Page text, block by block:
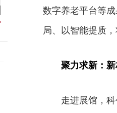
数字养老平台等
局、以智能提质
聚力求新：
走进展馆，